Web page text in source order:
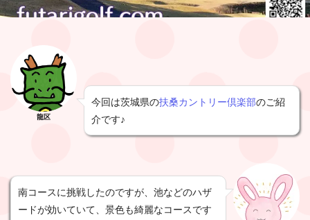
龍区
今回は茨城県の扶桑カントリー倶楽部のご紹
介です♪
南コースに挑戦したのですが、池などのハザ
ードが効いていて、景色も綺麗なコースです